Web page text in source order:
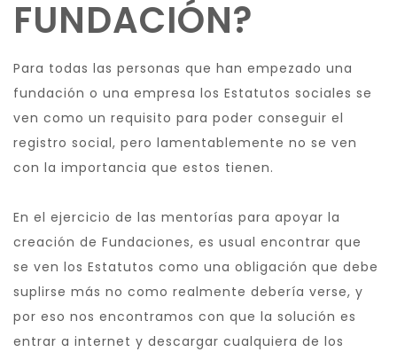
FUNDACIÓN?
Para todas las personas que han empezado una
fundación o una empresa los Estatutos sociales se
ven como un requisito para poder conseguir el
registro social, pero lamentablemente no se ven
con la importancia que estos tienen.
En el ejercicio de las mentorías para apoyar la
creación de Fundaciones, es usual encontrar que
se ven los Estatutos como una obligación que debe
suplirse más no como realmente debería verse, y
por eso nos encontramos con que la solución es
entrar a internet y descargar cualquiera de los